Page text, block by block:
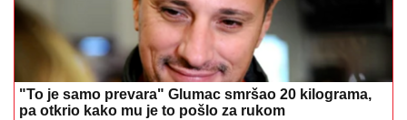
"To je samo prevara" Glumac smršao 20 kilograma,
pa otkrio kako mu je to pošlo za rukom